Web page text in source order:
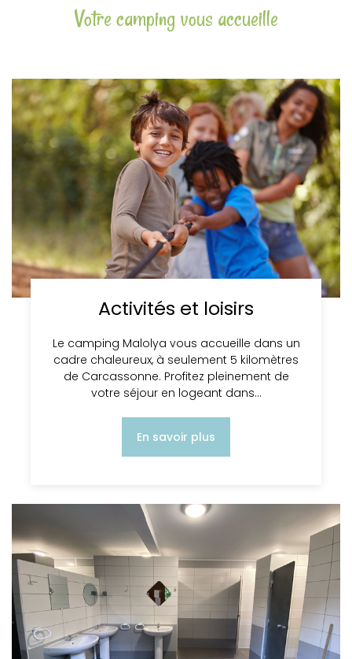
Votre camping vous accueille
Activités et loisirs
Le camping Malolya vous accueille dans un
cadre chaleureux, à seulement 5 kilomètres
de Carcassonne. Profitez pleinement de
votre séjour en logeant dans…
En savoir plus